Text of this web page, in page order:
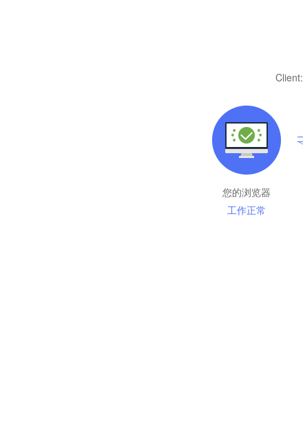
Client:
您的浏览器
工作正常